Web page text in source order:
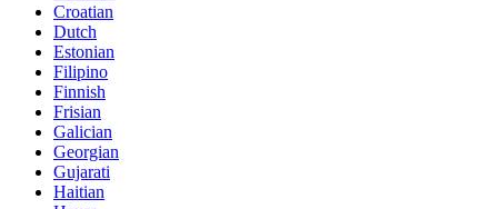
Croatian
Dutch
Estonian
Filipino
Finnish
Frisian
Galician
Georgian
Gujarati
Haitian